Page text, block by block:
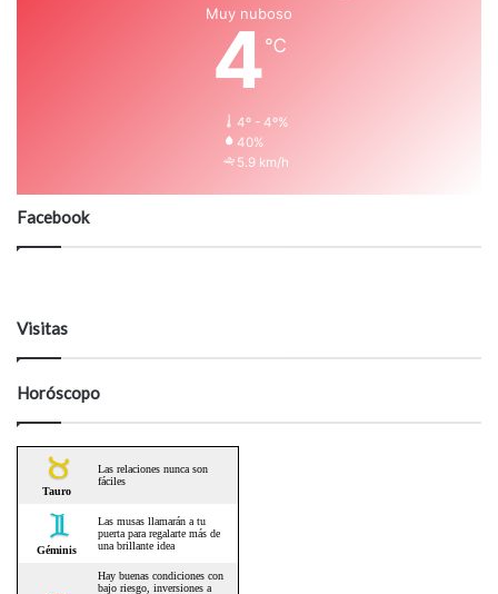
Muy nuboso
4℃
4º - 4º%
40%
5.9 km/h
Facebook
Visitas
Horóscopo